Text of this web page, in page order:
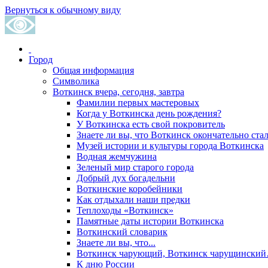
Вернуться к обычному виду
Город
Общая информация
Символика
Воткинск вчера, сегодня, завтра
Фамилии первых мастеровых
Когда у Воткинска день рождения?
У Воткинска есть свой покровитель
Знаете ли вы, что Воткинск окончательно
Музей истории и культуры города Воткинска
Водная жемчужина
Зеленый мир старого города
Добрый дух богадельни
Воткинские коробейники
Как отдыхали наши предки
Теплоходы «Воткинск»
Памятные даты истории Воткинска
Воткинский словарик
Знаете ли вы, что...
Воткинск чарующий, Воткинск
К дню России